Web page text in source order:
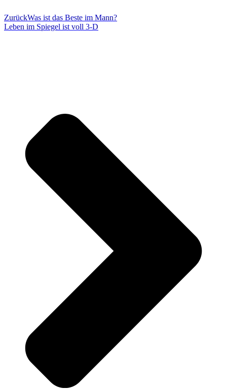
ZurückWas ist das Beste im Mann?
Leben im Spiegel ist voll 3-D